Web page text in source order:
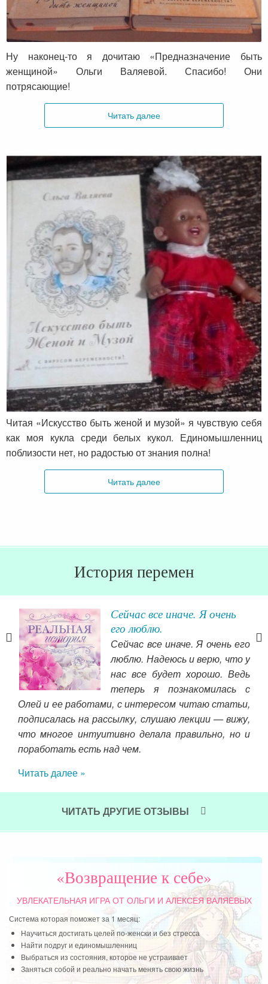
Отзыв о книгах от Ольги из Москвы
Ну наконец-то я дочитаю «Предназначение быть
женщиной» Ольги Валяевой. Спасибо! Они
потрясающие!
Читать далее
Отзыв от Славяны о книге «Искусство
быть женой и музой»
Читая «Искусство быть женой и музой» я чувствую себя
как моя кукла среди белых кукол. Единомышленниц
поблизости нет, но радостью от знания полна!
Читать далее
История перемен
я
Сейчас все иначе. Я очень
его люблю.
Сейчас все иначе. Я очень его
люблю. Надеюсь и верю, что у
нас все будет хорошо. Ведь
теперь я познакомилась с
Олей и ее работами, с интересом читаю статьи,
подписалась на рассылку, слушаю лекции — вижу,
что многое интуитивно делала правильно, но и
поработать есть над чем.
Читать далее »
ЧИТАТЬ ДРУГИЕ ОТЗЫВЫ
«Возвращение к себе»
УВЛЕКАТЕЛЬНАЯ ИГРАОТ ОЛЬГИ И АЛЕКСЕЯ ВАЛЯЕВЫХ
Система которая поможет за 1 месяц:
Научиться достигать целей по-женски и без стресса
Найти подруг и единомышленниц
Выбраться из состояния, которое не устраивает
Заняться собой и реально начать менять свою жизнь